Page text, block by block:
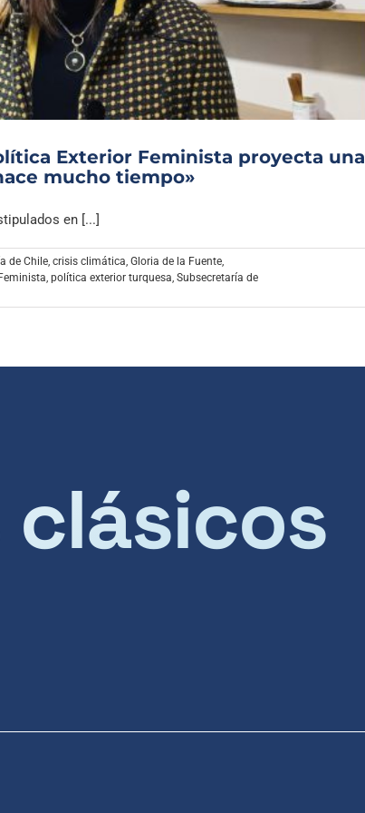
Archivo Sonoro
Exterior Feminista proyecta una
mucho tiempo»
en [...]
de Chile, crisis climática, Gloria de la Fuente,
, política exterior turquesa, Subsecretaría de